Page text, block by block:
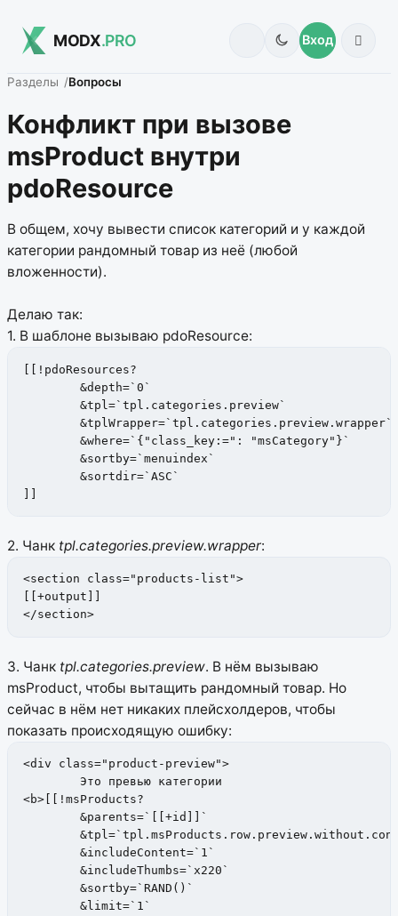
MODX.PRO Вход
Разделы Вопросы
Конфликт при вызове
msProduct внутри
pdoResource
В общем, хочу вывести список категорий и у каждой
категории рандомный товар из неё (любой
вложенности).
Делаю так:
1. В шаблоне вызываю pdoResource:
[[!pdoResources?
2. Чанк tpl.categories.preview.wrapper:
<section class="products-list">
[[+output]]
</section>
3. Чанк tpl.categories.preview. В нём вызываю
msProduct, чтобы вытащить рандомный товар. Но
сейчас в нём нет никаких плейсхолдеров, чтобы
показать происходящую ошибку:
<div class="product-preview">
<b>[[!msProducts?